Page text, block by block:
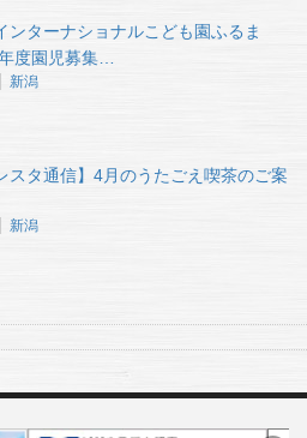
ンターナショナルこども園ふるま
度園児募集…
新潟
スタ通信】4月のうたごえ喫茶のご案
新潟